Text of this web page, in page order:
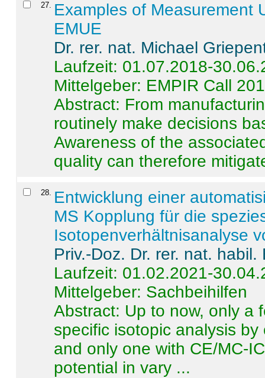
27. Examples of Measurement
EMUE
Dr. rer. nat. Michael
Laufzeit: 01.07.2018-
Mittelgeber: EMPIR Call
Abstract: From
routinely make decisions
Awareness of the
quality can therefore
28. Entwicklung einer
MS Kopplung für die
Isotopenverhältnisanalyse
Priv.-Doz. Dr. rer. nat.
Laufzeit: 01.02.2021-
Mittelgeber: Sachbeihilfen
Abstract: Up to now, only a
specific isotopic analysis
and only one with CE/MC-
potential in vary ...